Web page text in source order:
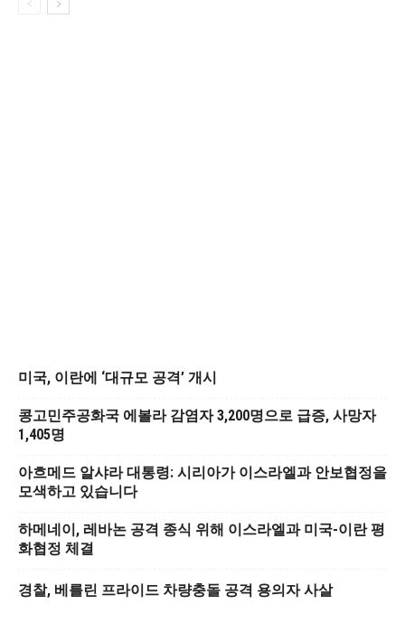
미국, 이란에 ‘대규모 공격’ 개시
콩고민주공화국 에볼라 감염자 3,200명으로 급증, 사망자
1,405명
아흐메드 알샤라 대통령: 시리아가 이스라엘과 안보협정을
모색하고 있습니다
하메네이, 레바논 공격 종식 위해 이스라엘과 미국-이란 평
화협정 체결
경찰, 베를린 프라이드 차량충돌 공격 용의자 사살